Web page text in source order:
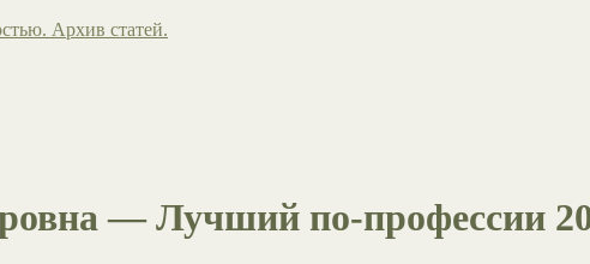
Архив статей.
— Лучший по-профессии